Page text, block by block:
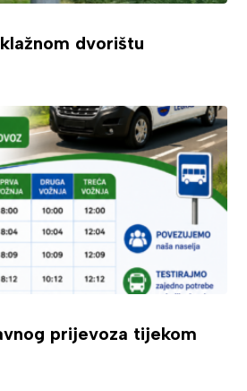
dvorištu
prijevoza tijekom